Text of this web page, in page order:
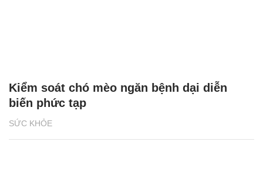
SỨC KHỎE
Kiểm soát chó mèo ngăn bệnh dại diễn
biến phức tạp